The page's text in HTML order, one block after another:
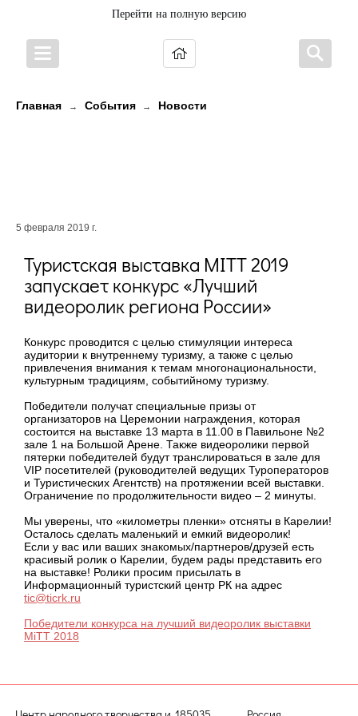
Перейти на полную версию
Главная → События → Новости
5 февраля 2019 г.
Туристская выставка MITT 2019
запускает конкурс «Лучший
видеоролик региона России»
Конкурс проводится с целью стимуляции интереса
аудитории к внутреннему туризму, а также с целью
привлечения внимания к темам многонациональности,
культурным традициям, событийному туризму.
Победители получат специальные призы от
организаторов на Церемонии награждения, которая
состоится на выставке 13 марта в 11.00 в Павильоне №2
зале 1 на Большой Арене. Также видеоролики первой
пятерки победителей будут транслироваться в зале для
VIP посетителей (руководителей ведущих Туроператоров
и Туристических Агентств) на протяжении всей выставки.
Ограничение по продолжительности видео – 2 минуты.
Мы уверены, что «километры пленки» отсняты в Карелии!
Осталось сделать маленький и емкий видеоролик!
Если у вас или ваших знакомых/партнеров/друзей есть
красивый ролик о Карелии, будем рады представить его
на выставке! Ролики просим присылать в
Информационный туристский центр РК на адрес
tic@ticrk.ru
Победители конкурса на лучший видеоролик выставки
MiTT 2018